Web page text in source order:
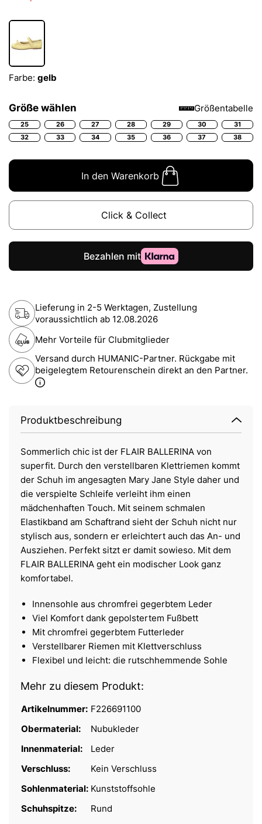
Farbe: gelb
Größe wählen Größentabelle
25 26 27 28 29 30
31
32
33 34 35 36 37 38
In den Warenkorb
Click & Collect
Lieferung in 2-5 Werktagen, Zustellung
voraussichtlich ab 12.08.2026
Mehr Vorteile für Clubmitglieder
Versand durch HUMANIC-Partner. Rückgabe mit
beigelegtem Retourenschein direkt an den Partner.
Produktbeschreibung
Sommerlich chic ist der FLAIR BALLERINA von
superfit. Durch den verstellbaren Klettriemen kommt
der Schuh im angesagten Mary Jane Style daher und
die verspielte Schleife verleiht ihm einen
mädchenhaften Touch. Mit seinem schmalen
Elastikband am Schaftrand sieht der Schuh nicht nur
stylisch aus, sondern er erleichtert auch das An- und
Ausziehen. Perfekt sitzt er damit sowieso. Mit dem
FLAIR BALLERINA geht ein modischer Look ganz
komfortabel.
Innensohle aus chromfrei gegerbtem Leder
Viel Komfort dank gepolstertem Fußbett
Mit chromfrei gegerbtem Futterleder
Verstellbarer Riemen mit Klettverschluss
Flexibel und leicht: die rutschhemmende Sohle
Mehr zu diesem Produkt:
Artikelnummer: F226691100
Obermaterial:
Nubukleder
Innenmaterial:
Leder
Verschluss:
Kein Verschluss
Sohlenmaterial: Kunststoffsohle
Schuhspitze:
Rund